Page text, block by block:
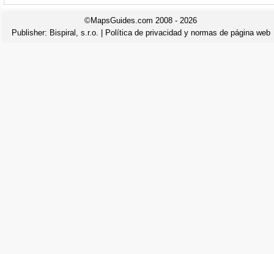
©MapsGuides.com 2008 - 2026
Publisher: Bispiral, s.r.o. Política de privacidad y normas de página web